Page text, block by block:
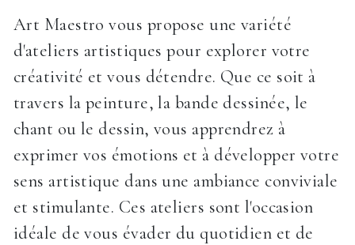
Art Maestro vous propose une variété
d'ateliers artistiques pour explorer votre
créativité et vous détendre. Que ce soit à
travers la peinture, la bande dessinée, le
chant ou le dessin, vous apprendrez à
exprimer vos émotions et à développer votre
sens artistique dans une ambiance conviviale
et stimulante. Ces ateliers sont l'occasion
idéale de vous évader du quotidien et de